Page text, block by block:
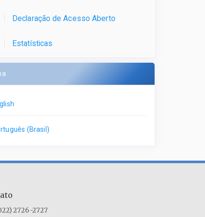
Declaração de Acesso Aberto
Estatísticas
(Brasil)
2726-2727